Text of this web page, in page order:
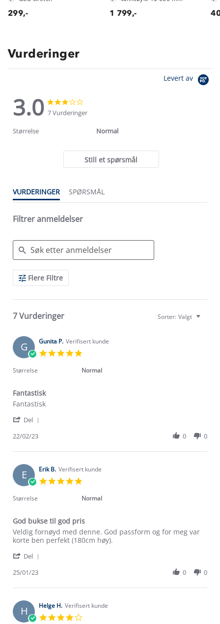
299,- 1 799,-
Vurderinger
Levert av
3.0
3.0
star
rating
star
7 Vurderinger
Størrelse Normal
Still et spørsmål
VURDERINGER SPØRSMÅL
Filtrer anmeldelser
Search
ReviewsFlere Filtre
7 Vurderinger Sorter: Valgt
G Gunita P. Verifisert kunde
rating
Størrelse Normal
Fantastisk
Review
Gunita
on
Feb
review
Fantastisk
Fantastisk
Del
Gunita
on
22
Feb
22/02/23 0 0
E Erik B. Verifisert kunde
rating
Størrelse Normal
God bukse til god pris
Review
by
B.
25
2023
review
stating
bukse
god
Veldig fornøyd med denne. God passform og for meg var
korte ben perfekt (180cm høy).
Del
Erik
on
25
Jan
25/01/23 0 0
H Helge H. Verifisert kunde